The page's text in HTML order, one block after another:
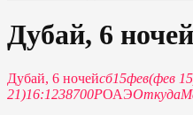
Telegram
Дубай, 6 ночей
Дубай, 6 ночейсб15фев(фев
21)16:1238700РОАЭОткуда